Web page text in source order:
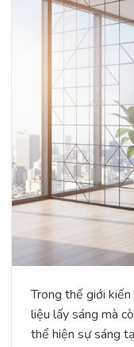
Trong thế giới
liệu lấy sáng mà
thể hiện sự sáng